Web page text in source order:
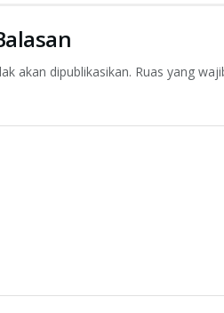
akan dipublikasikan. Ruas yang